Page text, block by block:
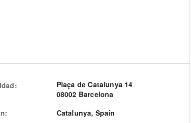
:
Plaça de Catalunya 14
08002 Barcelona
: Catalunya, Spain